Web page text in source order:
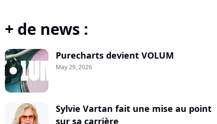
+ de news :
Purecharts devient VOLUM
May 29, 2026
Sylvie Vartan fait une mise au point
sur sa carrière